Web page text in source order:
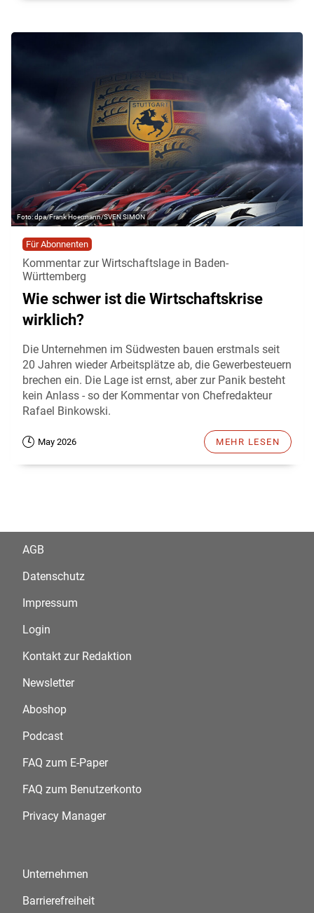
dpa/Frank Hoermann/SVEN SIMON
Für Abonnenten
Kommentar zur Wirtschaftslage in Baden-
Württemberg
Wie schwer ist die Wirtschaftskrise
wirklich?
Die Unternehmen im Südwesten bauen erstmals seit
20 Jahren wieder Arbeitsplätze ab, die Gewerbesteuern
brechen ein. Die Lage ist ernst, aber zur Panik besteht
kein Anlass - so der Kommentar von Chefredakteur
Rafael Binkowski.
May 2026 MEHR LESEN
AGB
Datenschutz
Impressum
Login
Kontakt zur Redaktion
Newsletter
Aboshop
Podcast
FAQ zum E-Paper
FAQ zum Benutzerkonto
Privacy Manager
Unternehmen
Barrierefreiheit